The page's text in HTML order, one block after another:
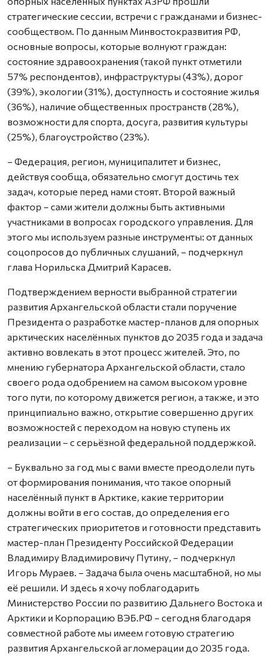
стратегические сессии, встречи с гражданами и бизнес-
сообществом. По данным Минвостокразвития РФ,
основные вопросы, которые волнуют граждан:
состояние здравоохранения (такой пункт отметили
57% респондентов), инфраструктуры (43%), дорог
(39%), экологии (31%), доступность и состояние жилья
(36%), наличие общественных пространств (28%),
возможности для спорта, досуга, развития культуры
(25%), благоустройство (23%).
– Федерация, регион, муниципалитет и бизнес,
действуя сообща, обязательно смогут достичь тех
задач, которые перед нами стоят. Второй важный
фактор – сами жители должны быть активными
участниками в вопросах городского управления. Для
этого мы используем разные инструменты: от данных
соцопросов до публичных слушаний, – подчеркнул
глава Норильска Дмитрий Карасев.
Подтверждением верности выбранной стратегии
развития Архангельской области стали поручение
Президента о разработке мастер-планов для опорных
арктических населённых пунктов до 2035 года и задача
активно вовлекать в этот процесс жителей. Это, по
мнению губернатора Архангельской области, стало
своего рода одобрением на самом высоком уровне
того пути, по которому движется регион, а также, и это
принципиально важно, открытие совершенно других
возможностей с переходом на новую ступень их
реализации – с серьёзной федеральной поддержкой.
– Буквально за год мы с вами вместе преодолели путь
от формирования понимания, что такое опорный
населённый пункт в Арктике, какие территории
должны войти в его состав, до определения его
стратегических приоритетов и готовности представить
мастер-план Президенту Российской Федерации
Владимиру Владимировичу Путину, – подчеркнул
Игорь Мураев. – Задача была очень масштабной, но мы
её решили. И здесь я хочу поблагодарить
Министерство России по развитию Дальнего Востока и
Арктики и Корпорацию ВЭБ.РФ – сегодня благодаря
совместной работе мы имеем готовую стратегию
развития Архангельской агломерации до 2035 года.